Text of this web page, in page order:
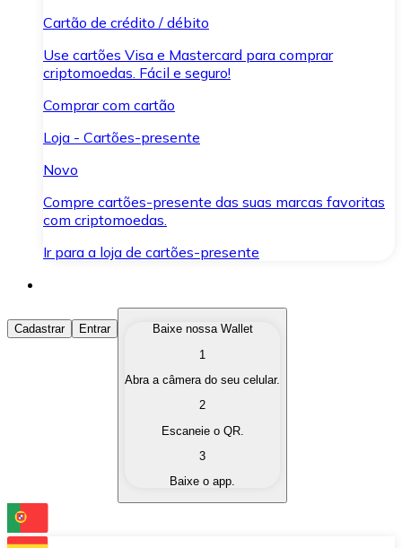
Cartão de crédito / débito
Use cartões Visa e Mastercard para comprar
criptomoedas. Fácil e seguro!
Comprar com cartão
Loja - Cartões-presente
Novo
Compre cartões-presente das suas marcas favoritas
com criptomoedas.
Ir para a loja de cartões-presente
Comprar Criptomoedas
Compre as criptomoedas de seu interesse de forma
Converta suas criptomoedas em moeda fiduciária
Troque uma criptomoeda por outra
Cadastrar Entrar
Baixe nossa Wallet
1
Abra a câmera do seu celular.
2
Escaneie o QR.
3
Baixe o app.